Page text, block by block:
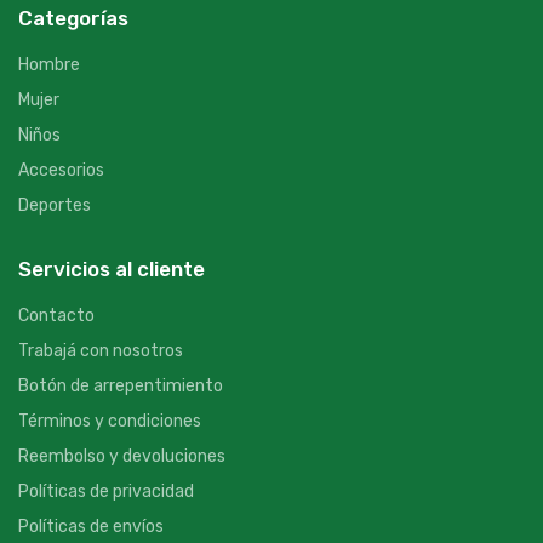
Categorías
Hombre
Mujer
Niños
Accesorios
Deportes
Servicios al cliente
Contacto
Trabajá con nosotros
Botón de arrepentimiento
Términos y condiciones
Reembolso y devoluciones
Políticas de privacidad
Políticas de envíos